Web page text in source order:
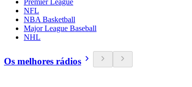
Premier League
NFL
NBA Basketball
Major League Baseball
NHL
Os melhores rádios